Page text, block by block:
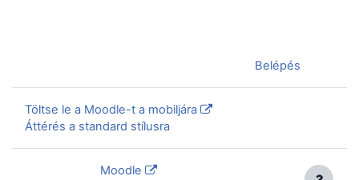
Belépés
Töltse le a Moodle-t a mobiljára
Áttérés a standard stílusra
Moodle